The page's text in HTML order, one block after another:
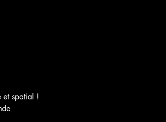
et spatial !